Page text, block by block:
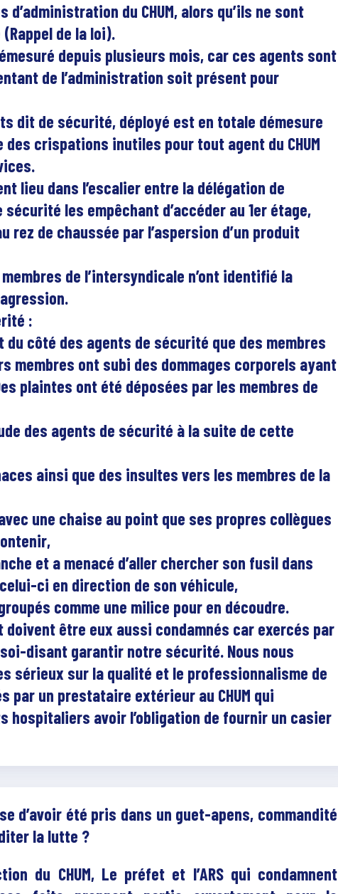
du CHUM, alors qu’ils ne sont
de la loi).
depuis plusieurs mois, car ces agents sont
de l’administration soit présent pour
dit de sécurité, déployé est en totale démesure
crispations inutiles pour tout agent du CHUM
lieu dans l’escalier entre la délégation de
les empêchant d’accéder au 1er étage,
rez de chaussée par l’aspersion d’un produit
de l’intersyndicale n’ont identifié la
:
côté des agents de sécurité que des membres
membres ont subi des dommages corporels ayant
plaintes ont été déposées par les membres de
des agents de sécurité à la suite de cette
ainsi que des insultes vers les membres de la
une chaise au point que ses propres collègues
et a menacé d’aller chercher son fusil dans
ci en direction de son véhicule,
comme une milice pour en découdre.
être eux aussi condamnés car exercés par
disant garantir notre sécurité. Nous nous
sérieux sur la qualité et le professionnalisme de
par un prestataire extérieur au CHUM qui
hospitaliers avoir l’obligation de fournir un casier
d’avoir été pris dans un guet-apens, commandité
la lutte ?
du CHUM, Le préfet et l’ARS qui condamnent